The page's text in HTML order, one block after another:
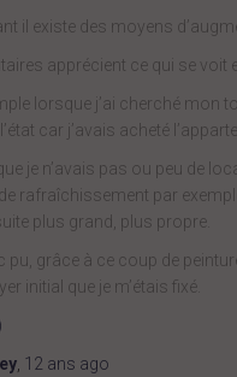
il existe des moyens
apprécient ce qui se voit
lorsque j’ai cherché mon
car j’avais acheté
je n’avais pas ou peu de
rafraîchissement par
plus grand, plus propre.
pu, grâce à ce coup de
initial que je m’étais fixé.
12 ans ago